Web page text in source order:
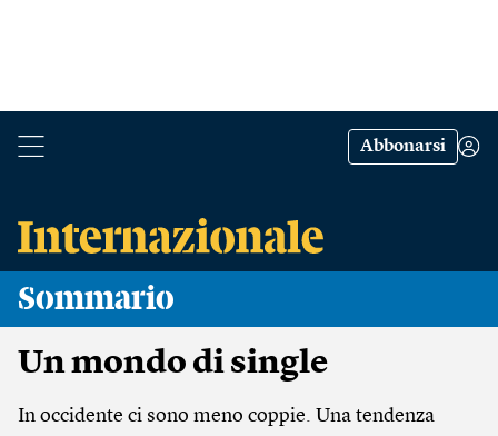
Abbonarsi
Sommario
Un mondo di single
In occidente ci sono meno coppie. Una tendenza